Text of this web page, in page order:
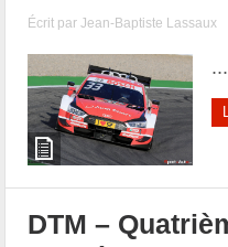
Écrit parJean-Baptiste Lassaux
...
DTM –